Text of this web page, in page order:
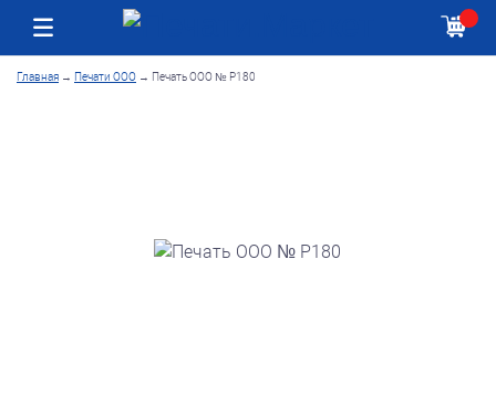
Главная → Печати ООО → Печать ООО № Р180